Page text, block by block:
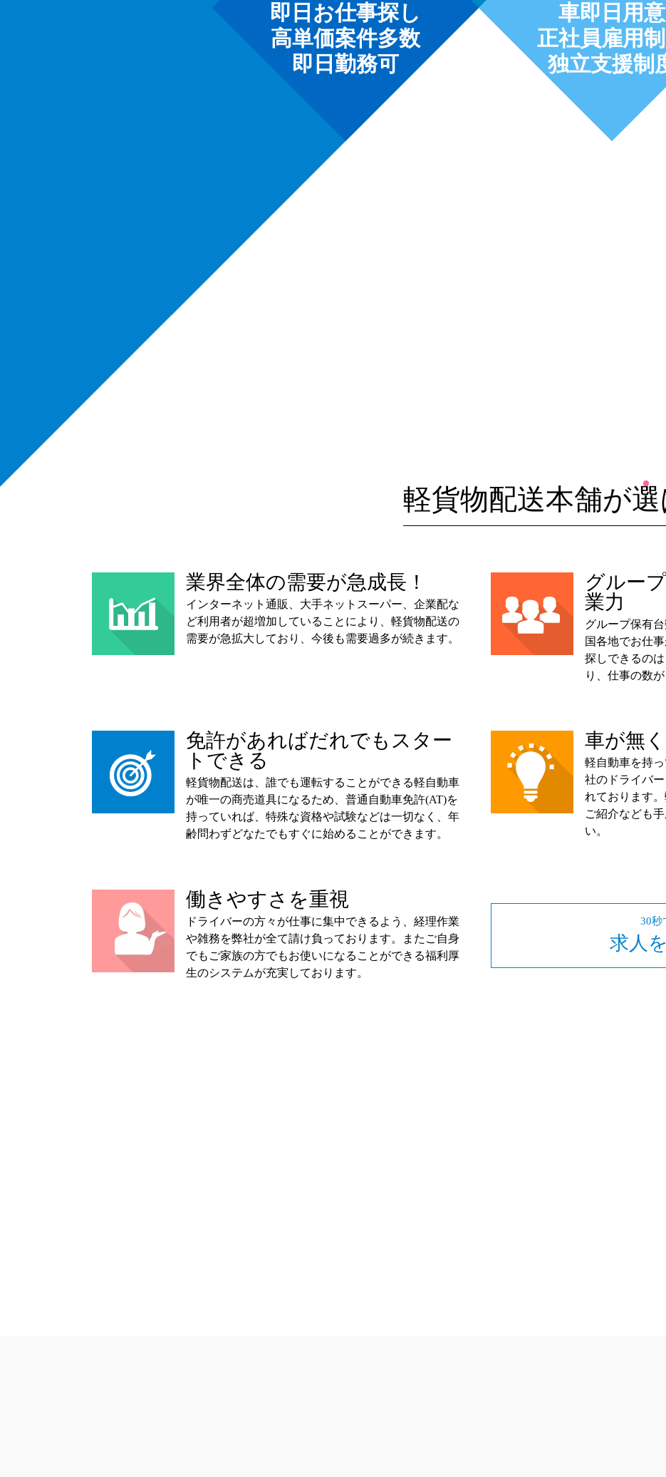
車即日用意
正社員雇用
独立支援制
即日お仕事探し
高単価案件多数
即日勤務可
軽貨物配送本舗が選
業界全体の需要が急成長！
インターネット通販、大手ネットスーパー、企業配な
ど利用者が超増加していることにより、軽貨物配送の
需要が急拡大しており、今後も需要過多が続きます。
グルー
業力
グループ保有
国各地でお仕
探しできるの
り、仕事の数
免許があればだれでもスター
トできる
軽貨物配送は、誰でも運転することができる軽自動車
が唯一の商売道具になるため、普通自動車免許(AT)を
持っていれば、特殊な資格や試験などは一切なく、年
齢問わずどなたでもすぐに始めることができます。
車が無
軽自動車を持
社のドライバ
れております
ご紹介なども
い。
働きやすさを重視
ドライバーの方々が仕事に集中できるよう、経理作業
や雑務を弊社が全て請け負っております。またご自身
でもご家族の方でもお使いになることができる福利厚
生のシステムが充実しております。
30秒
求人